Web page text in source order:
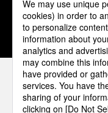
1 2
パナソニック